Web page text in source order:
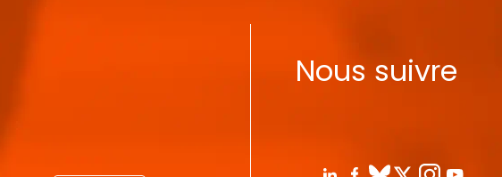
Nous suivre